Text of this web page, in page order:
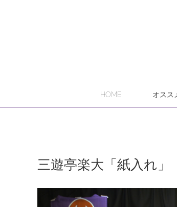
HOME オスス
三遊亭楽大「紙入れ